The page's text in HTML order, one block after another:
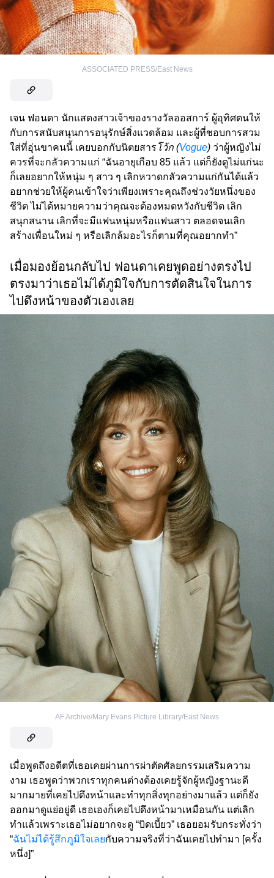
ASSOCIATED PRESS/East News
เจน ฟอนดา นักแสดงสาวเจ้าของรางวัลออสการ์ ผู้อุทิศตนให้
กับการสนับสนุนการอนุรักษ์สิ่งแวดล้อม และผู้ที่ชอบการสวม
ใส่ที่อุ่นขาคนนี้ เคยบอกกับนิตยสาร โว้ก (Vogue) ว่าผู้หญิงไม่
ควรที่จะกลัวความแก่ “ฉันอายุเกือบ 85 แล้ว แต่ก็ยังดูไม่แก่นะ
ก็เลยอยากให้หนุ่ม ๆ สาว ๆ เลิกหวาดกลัวความแก่กันได้แล้ว
อยากช่วยให้ผู้คนเข้าใจว่าเพียงเพราะคุณถึงช่วงวัยหนึ่งของ
ชีวิต ไม่ได้หมายความว่าคุณจะต้องหมดหวังกับชีวิต เลิก
สนุกสนาน เลิกที่จะมีแฟนหนุ่มหรือแฟนสาว ตลอดจนเลิก
สร้างเพื่อนใหม่ ๆ หรือเลิกล้มอะไรก็ตามที่คุณอยากทำ”
เมื่อมองย้อนกลับไป ฟอนดาเคยพูดอย่างตรงไป
ตรงมาว่าเธอไม่ได้ภูมิใจกับการตัดสินใจในการ
ไปดึงหน้าของตัวเองเลย
AF Archive/Mary Evans Picture Library/East News
เมื่อพูดถึงอดีตที่เธอเคยผ่านการผ่าตัดศัลยกรรมเสริมความ
งาม เธอพูดว่าพวกเราทุกคนต่างต้องเคยรู้จักผู้หญิงฐานะดี
มากมายที่เคยไปดึงหน้าและทำทุกสิ่งทุกอย่างมาแล้ว แต่ก็ยัง
ออกมาดูแย่อยู่ดี เธอเองก็เคยไปดึงหน้ามาเหมือนกัน แต่เลิก
ทำแล้วเพราะเธอไม่อยากจะดู “บิดเบี้ยว” เธอยอมรับกระทั่งว่า
“ฉันไม่ได้รู้สึกภูมิใจเลยกับความจริงที่ว่าฉันเคยไปทำมา [ครั้ง
หนึ่ง]”